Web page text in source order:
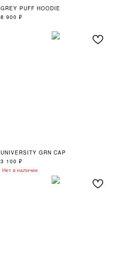
GREY PUFF HOODIE
8 900 ₽
UNIVERSITY GRN CAP
3 100 ₽
Нет в наличии